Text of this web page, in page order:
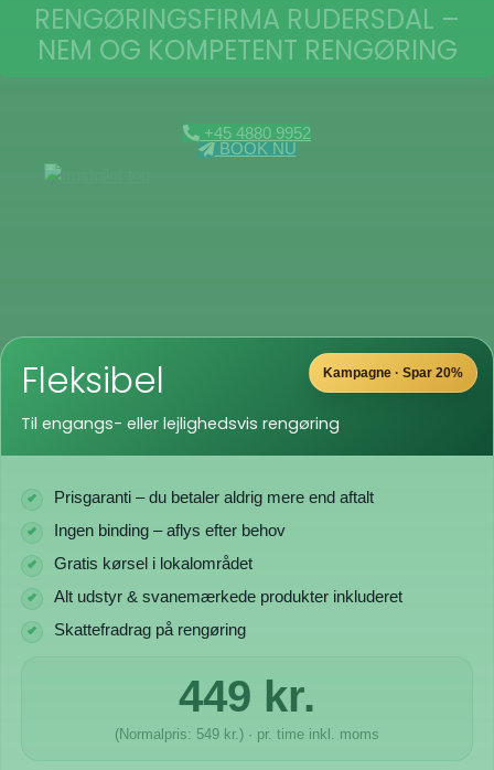
RENGØRINGSFIRMA RUDERSDAL –
NEM OG KOMPETENT RENGØRING
BOOK NU
+45 4880 9952
Kampagne · Spar 20%
Fleksibel
Til engangs- eller lejlighedsvis rengøring
Prisgaranti – du betaler aldrig mere end aftalt
Ingen binding – aflys efter behov
Gratis kørsel i lokalområdet
Alt udstyr & svanemærkede produkter inkluderet
Skattefradrag på rengøring
449 kr.
(Normalpris: 549 kr.) · pr. time inkl. moms